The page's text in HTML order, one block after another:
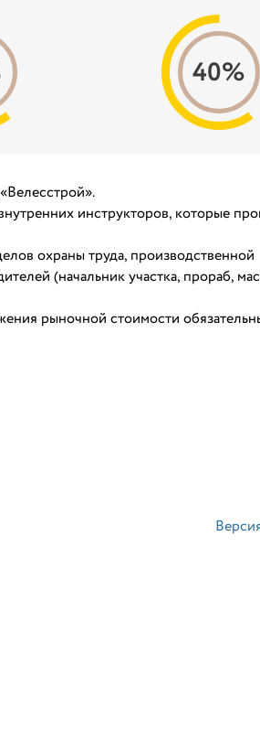
40%
инструкторов, которые
охраны труда, производственной
(начальник участка, прораб,
рыночной стоимости